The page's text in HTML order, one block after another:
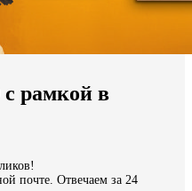
с рамкой в
почте. Отвечаем за 24